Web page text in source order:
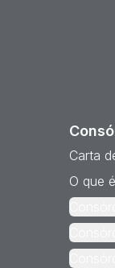
Carta
O que